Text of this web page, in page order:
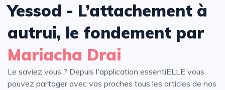
Yessod - L’attachement à
autrui, le fondement par
Mariacha Drai
Le saviez vous ? Depuis l'application essentiELLE vous
pouvez partager avec vos proches tous les articles de nos